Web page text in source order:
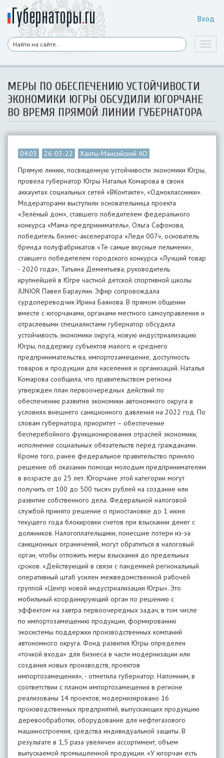
Вход
МЕРЫ ПО ОБЕСПЕЧЕНИЮ УСТОЙЧИВОСТИ
ЭКОНОМИКИ ЮГРЫ ОБСУДИЛИ ЮГОРЧАНЕ
ВО ВРЕМЯ ПРЯМОЙ ЛИНИИ ГУБЕРНАТОРА
04:03 26-03-22
Ханты-Мансийский АО
Прямую линию, посвященную устойчивости экономики Югры,
провела губернатор Югры Наталья Комарова в своих
аккаунтах социальных сетей «ВКонтакте», «Одноклассники».
Модераторами выступили основательница проекта
«Зелёный дом», ставшего победителем федерального
конкурса «Мама-предприниматель», Ольга Сафонова,
победитель бизнес-акселератора «Леди 007», основатель
бренда полуфабрикатов «Те самые вкусные пельмени»,
ставшего победителем городского конкурса «Лучший товар
- 2020 года», Татьяна Дементьева, руководитель
крупнейшей в Югре частной детской спортивной школы
JUNIOR Павел Бараулин. Эфир сопровождала
сурдопереводчик Ирина Баянова. В прямом общении
вместе с югорчанами, органами местного самоуправления и
отраслевыми специалистами губернатор обсудила
устойчивость экономики округа, новую индустриализацию
Югры, поддержку субъектов малого и среднего
предпринимательства, импортозамещение, доступность
товаров и продукции для населения и организаций. Наталья
Комарова сообщила, что правительством региона
утвержден план первоочередных действий по
обеспечению развития экономики автономного округа в
условиях внешнего санкционного давления на 2022 год. По
словам губернатора, приоритет – обеспечение
бесперебойного функционирования отраслей экономики,
исполнение социальных обязательств перед гражданами.
Кроме того, ранее федеральное правительство приняло
решение об оказании помощи молодым предпринимателям
в возрасте до 25 лет. Югорчане этой категории могут
получить от 100 до 500 тысяч рублей на создание или
развитие собственного дела. Федеральной налоговой
службой принято решение о приостановке до 1 июня
текущего года блокировки счетов при взыскании денег с
должников. Налогоплательщики, понесшие потери из-за
санкционных ограничений, могут обратиться в налоговый
орган, чтобы отложить меры взыскания до предельных
сроков. «Действующий в связи с пандемией региональный
оперативный штаб усилен межведомственной рабочей
группой «Центр новой индустриализации Югры». Это
мобильный координирующий орган по решению с
эффектом на завтра первоочередных задач, в том числе
по импортозамещению продукции, формированию
экосистемы поддержки производственных компаний
автономного округа. Фонд развития Югры определен
«точкой входа» для бизнеса в части модернизации или
создания новых производств, проектов
импортозамещения», - отметила губернатор. Напомним, в
соответствии с планом импортозамещения в регионе
реализованы 14 проектов, модернизировано 16
производственных предприятий, выпускающих продукцию
деревообработки, оборудование для нефтегазового
машиностроения, средства индивидуальной защиты. В
результате в 1,5 раза увеличен ассортимент, объем
выпускаемой промышленной продукции. «У югорчан есть